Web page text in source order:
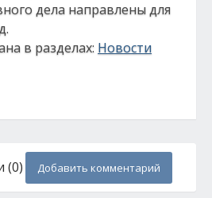
дела направлены для
в разделах: Новости
(0) Добавить комментарий